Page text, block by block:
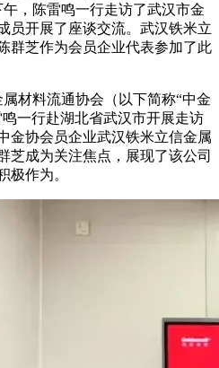
，陈雷鸣一行走访了武汉市金
员开展了座谈交流。武汉铁米立
群芝作为会员企业代表参加了此
材料流通协会（以下简称“中金
一行赴湖北省武汉市开展走访
金协会员企业武汉铁米立信金属
芝成为关注焦点，展现了该公司
极作为。